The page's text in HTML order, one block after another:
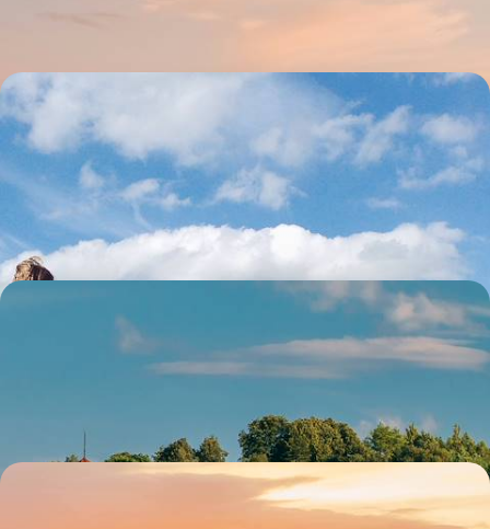
Châteaux, île verte et maison dans les arbres -
L'Estonie tous ensemble
Pédaler le long de la côte, remonter le temps à Tallinn, s'initier au
sauna, rebondir sur les tourbières
9 jours, de CHF 2000 à CHF 3000
Vilnius, Riga et Tallinn - L’âme des capitales baltes
Suivre l’Unesco dans son appréciation du patrimoine de Vilnius, Riga et
Tallinn : exceptionnel !
Lifestyles nordiques & vents nouveaux - En train et
en ferry autour de la Baltique